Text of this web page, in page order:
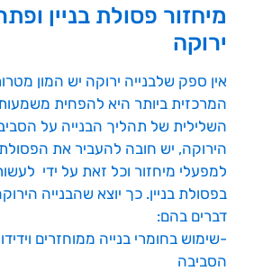
מיחזור פסולת בניין
ירוקה
אין ספק שלבנייה ירוקה יש המון
המרכזית ביותר היא להפחית
השלילית של תהליך הבנייה על
הירוקה, יש חובה להעביר את
למפעלי מיחזור וכל זאת על ידי
בפסולת בניין. כך יוצא שהבנייה
דברים בהם:
-שימוש בחומרי בנייה ממוחזרים
הסביבה